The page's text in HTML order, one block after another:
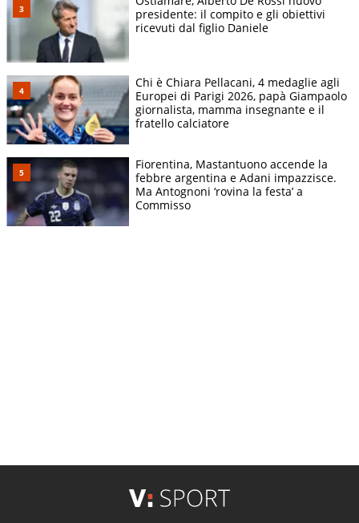
presidente: il compito e gli obiettivi
ricevuti dal figlio Daniele
Chi è Chiara Pellacani, 4 medaglie agli
Europei di Parigi 2026, papà Giampaolo
giornalista, mamma insegnante e il
fratello calciatore
Fiorentina, Mastantuono accende la
febbre argentina e Adani impazzisce.
Ma Antognoni ‘rovina la festa’ a
Commisso